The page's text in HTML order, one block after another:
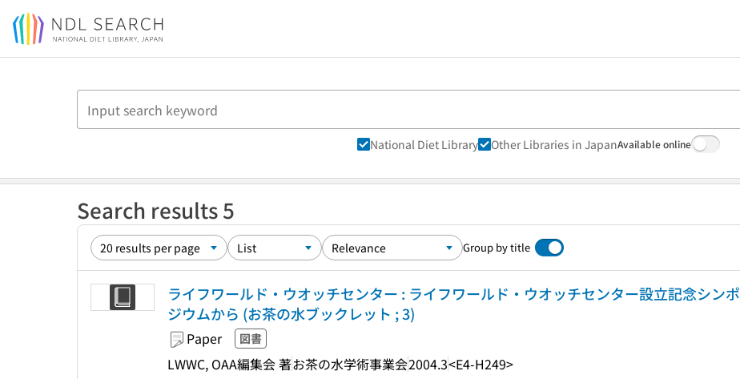
Jump to main content
National Diet Library Other Libraries in JapanAvailable online
Search results 5
Group by title
ライフワールド・ウオッチセンター : ライフワールド・ウオッチセンター設立記念シンポ
ジウムから (お茶の水ブックレット ; 3)
Paper 図書
LWWC, OAA編集会 著お茶の水学術事業会2004.3<E4-H249>